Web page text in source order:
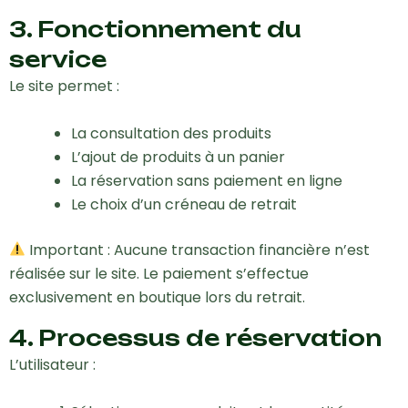
3. Fonctionnement du
service
Le site permet :
La consultation des produits
L’ajout de produits à un panier
La réservation sans paiement en ligne
Le choix d’un créneau de retrait
Important : Aucune transaction financière n’est
réalisée sur le site. Le paiement s’effectue
exclusivement en boutique lors du retrait.
4. Processus de réservation
L’utilisateur :